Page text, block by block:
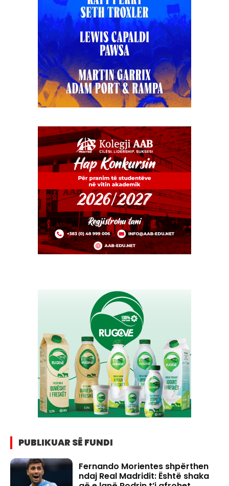
PUBLIKUAR SË FUNDI
Fernando Morientes shpërthen
ndaj Real Madridit: Është shaka